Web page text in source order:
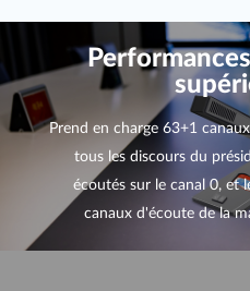
Prend en charge 63+1
tous les discours du
écoutés sur le canal 0, et
canaux d'écoute de la